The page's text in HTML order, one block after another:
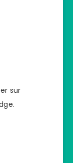
sur